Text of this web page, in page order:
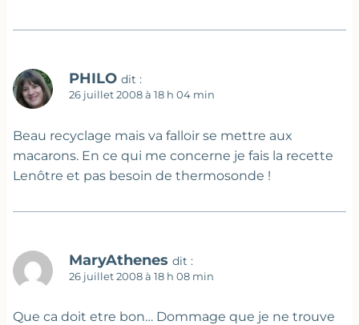
PHILO dit :
26 juillet 2008 à 18 h 04 min
Beau recyclage mais va falloir se mettre aux
macarons. En ce qui me concerne je fais la recette
Lenôtre et pas besoin de thermosonde !
MaryAthenes dit :
26 juillet 2008 à 18 h 08 min
Que ca doit etre bon… Dommage que je ne trouve